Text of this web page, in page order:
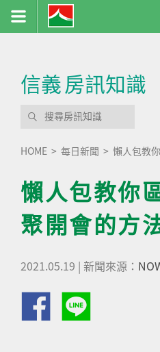
信義房訊知識
HOME 每日新聞 懶人包教
懶人包教你
聚開會的方
2021.05.19 | 新聞來源：